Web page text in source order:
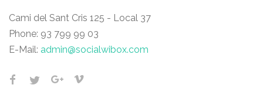
Cami del Sant Cris 125 - Local 37
Phone: 93 799 99 03
E-Mail: admin@socialwibox.com